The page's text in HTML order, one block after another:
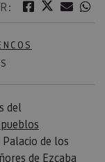
Facebook
Twitter
del
de los
de Ezcaba